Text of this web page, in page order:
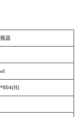
器
*804(H)